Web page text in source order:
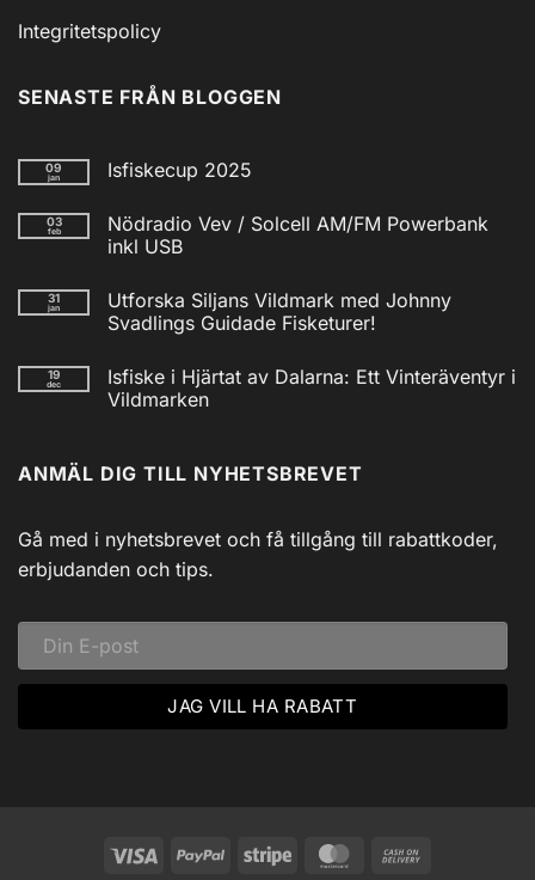
Integritetspolicy
SENASTE FRÅN BLOGGEN
09
jan Isfiskecup 2025
till
Isfiskecup
2025
03
feb
Nödradio Vev / Solcell AM/FM Powerbank
inkl USB
till
Nödradio
Vev
AM/FM
Powerbank
inkl
31
jan
Utforska Siljans Vildmark med Johnny
Svadlings Guidade Fisketurer!
till
Utforska
Siljans
Svadlings
Guidade
19
dec
Isfiske i Hjärtat av Dalarna: Ett Vinteräventyr i
Vildmarken
Isfiske
i
Dalarna:
Ett
Vinteräventyr
i
ANMÄL DIG TILL NYHETSBREVET
Gå med i nyhetsbrevet och få tillgång till rabattkoder,
erbjudanden och tips.
Visa PayPal Stripe MasterCard